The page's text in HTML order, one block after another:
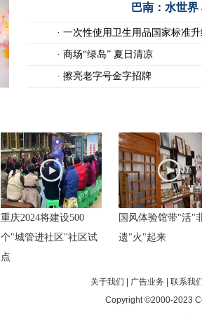
巴南：水世界
· 一次性使用卫生用品国家标准升
· 商场“绿岛” 夏日清凉
· 擦亮老字号金字招牌
重庆2024将建设500
个"城管进社区"社区试
点
国风体验馆带"活"
遗"火"起来
关于我们 广告业务 联系我
Copyright ©2000-2023